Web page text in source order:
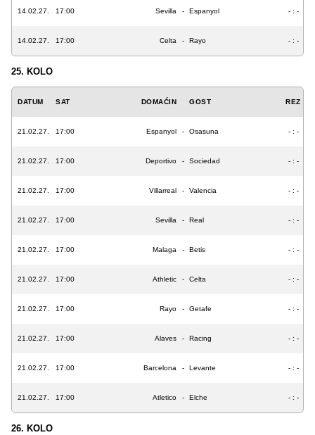
14.02.27. 17:00 Sevilla - Espanyol - : -
14.02.27. 17:00 Celta - Rayo - : -
25. KOLO
DATUM SAT DOMAĆIN GOST REZ
21.02.27. 17:00 Espanyol - Osasuna - : -
21.02.27. 17:00 Deportivo - Sociedad - : -
21.02.27. 17:00 Villarreal - Valencia - : -
21.02.27. 17:00 Sevilla - Real - : -
21.02.27. 17:00 Malaga - Betis - : -
21.02.27. 17:00 Athletic - Celta - : -
21.02.27. 17:00 Rayo - Getafe - : -
21.02.27. 17:00 Alaves - Racing - : -
21.02.27. 17:00 Barcelona - Levante - : -
21.02.27. 17:00 Atletico - Elche - : -
26. KOLO